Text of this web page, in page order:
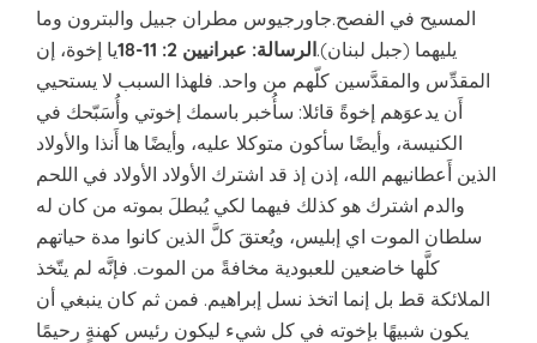
المسيح في الفصح.جاورجيوس مطران جبيل والبترون وما
يليهما (جبل لبنان).الرسالة: عبرانيين 2: 11-18
يا إخوة، إن
المقدِّس والمقدَّسين كلّهم من واحد. فلهذا السبب لا يستحيي
أَن يدعوَهم إخوةً قائلا: سأُخبر باسمك إخوتي وأُسَبّحك في
الكنيسة، وأيضًا سأكون متوكلا عليه، وأيضًا ها أَنذا والأولاد
الذين أَعطانيهم الله، إذن إذ قد اشترك الأولاد الأولاد في اللحم
والدم اشترك هو كذلك فيهما لكي يُبطلَ بموته من كان له
سلطان الموت اي إبليس، ويُعتقَ كلَّ الذين كانوا مدة حياتهم
كلَّها خاضعين للعبودية مخافةً من الموت. فإنَّه لم يتّخذ
الملائكة قط بل إنما اتخذ نسل إبراهيم. فمن ثم كان ينبغي أن
يكون شبيهًا بإخوته في كل شيء ليكون رئيس كهنةٍ رحيمًا